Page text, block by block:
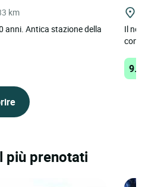
km
anni. Antica stazione della
Il
più prenotati